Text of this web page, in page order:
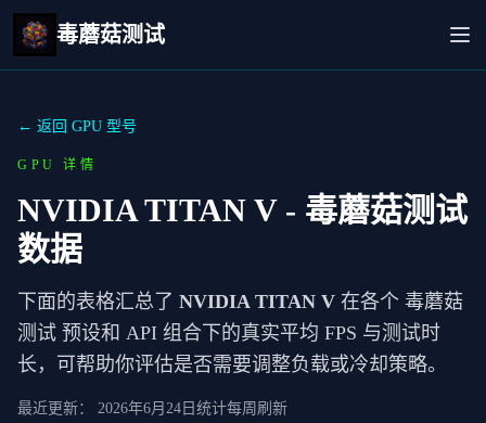
毒蘑菇测试
← 返回 GPU 型号
GPU 详情
NVIDIA TITAN V- 毒蘑菇测试
数据
下面的表格汇总了 NVIDIA TITAN V 在各个 毒蘑菇
测试 预设和 API 组合下的真实平均 FPS 与测试时
长，可帮助你评估是否需要调整负载或冷却策略。
最近更新： 2026年6月24日 统计每周刷新